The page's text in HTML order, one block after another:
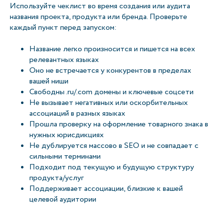
Используйте чеклист во время создания или аудита
названия проекта, продукта или бренда. Проверьте
каждый пункт перед запуском:
Название легко произносится и пишется на всех
релевантных языках
Оно не встречается у конкурентов в пределах
вашей ниши
Свободны .ru/.com домены и ключевые соцсети
Не вызывает негативных или оскорбительных
ассоциаций в разных языках
Прошла проверку на оформление товарного знака в
нужных юрисдикциях
Не дублируется массово в SEO и не совпадает с
сильными терминами
Подходит под текущую и будущую структуру
продукта/услуг
Поддерживает ассоциации, близкие к вашей
целевой аудитории